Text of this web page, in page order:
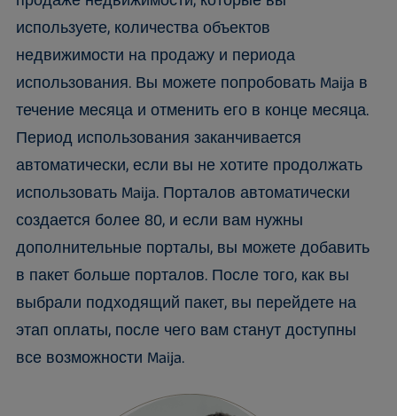
используете, количества объектов
недвижимости на продажу и периода
использования. Вы можете попробовать Maija в
течение месяца и отменить его в конце месяца.
Период использования заканчивается
автоматически, если вы не хотите продолжать
использовать Maija. Порталов автоматически
создается более 80, и если вам нужны
дополнительные порталы, вы можете добавить
в пакет больше порталов. После того, как вы
выбрали подходящий пакет, вы перейдете на
этап оплаты, после чего вам станут доступны
все возможности Maija.